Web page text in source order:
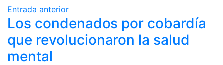
Entrada anterior
Los condenados por cobardía
que revolucionaron la salud
mental